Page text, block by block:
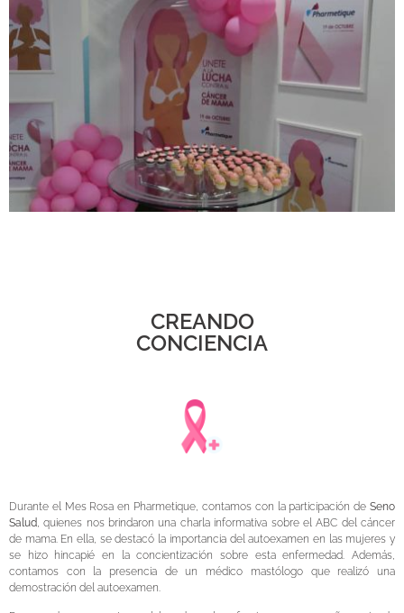
CREANDO
CONCIENCIA
Durante el Mes Rosa en Pharmetique, contamos con la participación de Seno
Salud , quienes nos brindaron una charla informativa sobre el ABC del cáncer
de mama. En ella, se destacó la importancia del autoexamen en las mujeres y
se hizo hincapié en la concientización sobre esta enfermedad. Además,
contamos con la presencia de un médico mastólogo que realizó una
demostración del autoexamen.